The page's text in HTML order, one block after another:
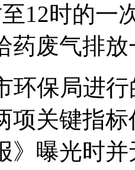
12时的一
药废气排
环保局进
项关键指
》曝光时